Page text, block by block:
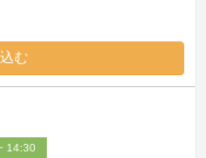
む
14:30